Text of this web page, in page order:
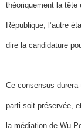
théoriquement la tête
République, l’autre
dire la candidature
Ce consensus
parti soit préservée,
la médiation de Wu